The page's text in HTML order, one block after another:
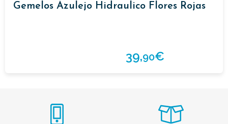
Gemelos Azulejo Hidraulico Flores Rojas
39,90€